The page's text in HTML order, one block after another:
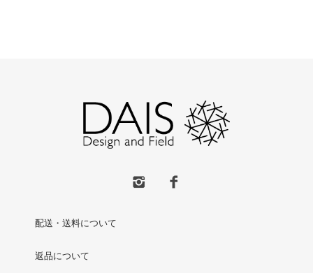
配送・送料について
返品について